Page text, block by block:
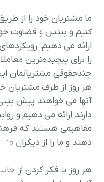
ما مشتریان خود را از
کنیم و بینش و قضاوت
ارائه می دهیم.
را برای پیچیده‌ترین
چندحقوقی مشتریانمان
هر روز از طرف مشتریان
آنها می خواهند پیش بینی
دارند ارائه می دهیم و
مفاهیمی هستند که
دهند و ما را از دیگران
هر روز با فکر کردن از